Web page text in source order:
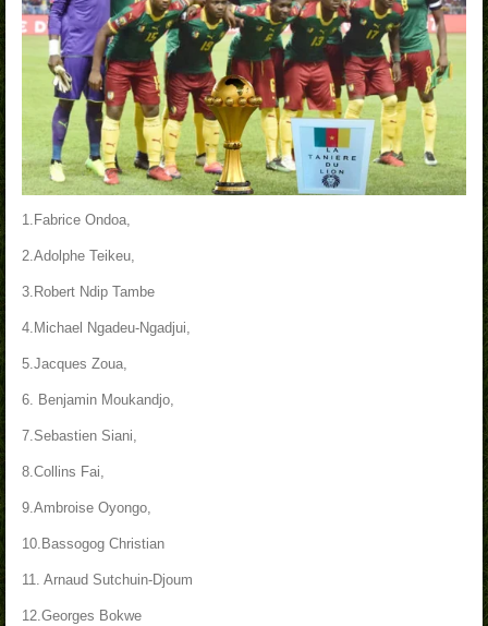
1.Fabrice Ondoa,
2.Adolphe Teikeu,
3.Robert Ndip Tambe
4.Michael Ngadeu-Ngadjui,
5.Jacques Zoua,
6. Benjamin Moukandjo,
7.Sebastien Siani,
8.Collins Fai,
9.Ambroise Oyongo,
10.Bassogog Christian
11. Arnaud Sutchuin-Djoum
12.Georges Bokwe